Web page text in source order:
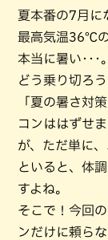
夏本番の7月に
最高気温36℃
本当に暑い･･･。
どう乗り切ろ
「夏の暑さ対
コンははずせま
が、ただ単に
といると、体
すよね。
そこで！今回
ンだけに頼ら